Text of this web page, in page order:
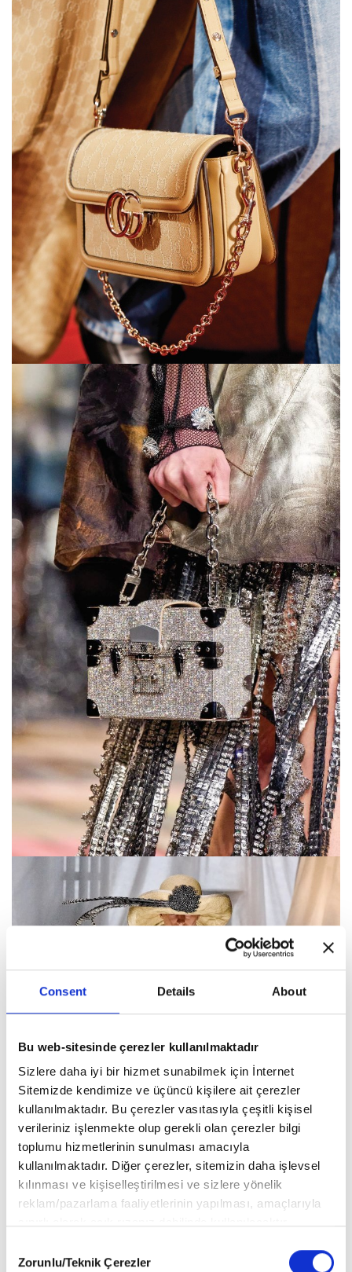
Consent Details About
Bu web-sitesinde çerezler kullanılmaktadır
Sizlere daha iyi bir hizmet sunabilmek için İnternet
Sitemizde kendimize ve üçüncü kişilere ait çerezler
kullanılmaktadır. Bu çerezler vasıtasıyla çeşitli kişisel
verileriniz işlenmekte olup gerekli olan çerezler bilgi
toplumu hizmetlerinin sunulması amacıyla
kullanılmaktadır. Diğer çerezler, sitemizin daha işlevsel
kılınması ve kişiselleştirilmesi ve sizlere yönelik
reklam/pazarlama faaliyetlerinin yapılması, amaçlarıyla
vasıtasıyla belirleyebilirsiniz. Çerezlere ilişkin detaylı bilgi
Selection
Zorunlu/Teknik Çerezler